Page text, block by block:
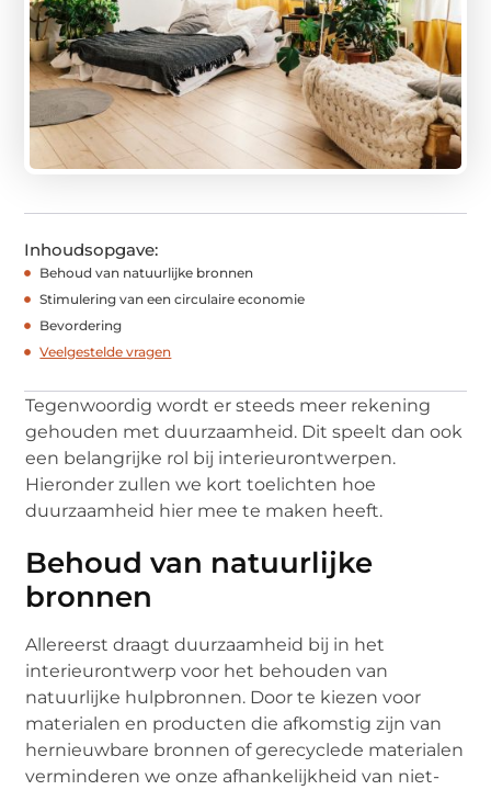
Inhoudsopgave:
Behoud van natuurlijke bronnen
Stimulering van een circulaire economie
Bevordering
Veelgestelde vragen
Tegenwoordig wordt er steeds meer rekening
gehouden met duurzaamheid. Dit speelt dan ook
een belangrijke rol bij interieurontwerpen.
Hieronder zullen we kort toelichten hoe
duurzaamheid hier mee te maken heeft.
Behoud van natuurlijke
bronnen
Allereerst draagt duurzaamheid bij in het
interieurontwerp voor het behouden van
natuurlijke hulpbronnen. Door te kiezen voor
materialen en producten die afkomstig zijn van
hernieuwbare bronnen of gerecyclede materialen
verminderen we onze afhankelijkheid van niet-